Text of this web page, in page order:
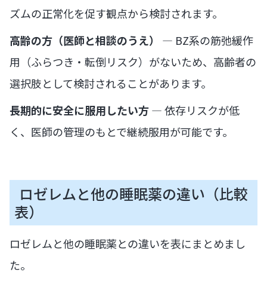
ズムの正常化を促す観点から検討されます。
高齢の方（医師と相談のうえ）
— BZ系の筋弛緩作
用（ふらつき・転倒リスク）がないため、高齢者の
選択肢として検討されることがあります。
長期的に安全に服用したい方— 依存リスクが低
く、医師の管理のもとで継続服用が可能です。
ロゼレムと他の睡眠薬の違い（比較
表）
ロゼレムと他の睡眠薬との違いを表にまとめまし
た。